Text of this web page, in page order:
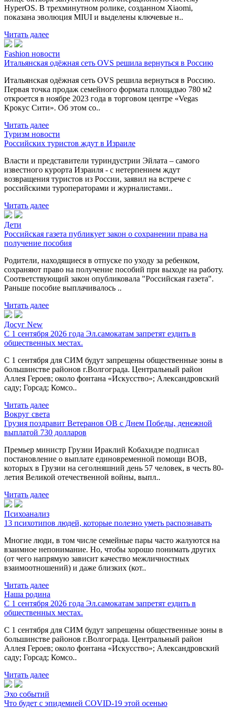
HyperOS. В трехминутном ролике, созданном Xiaomi,
показана эволюция MIUI и выделены ключевые н..
Читать далее
Fashion новости
Итальянская одёжная сеть OVS решила вернуться в Россию
Итальянская одёжная сеть OVS решила вернуться в Россию.
Первая точка продаж семейного формата площадью 780 м2
откроется в ноябре 2023 года в торговом центре «Vegas
Крокус Сити». Об этом со..
Читать далее
Туризм новости
Российских туристов ждут в Израиле
Власти и представители туриндустрии Эйлата – самого
известного курорта Израиля - с нетерпением ждут
возвращения туристов из России, заявил на встрече с
российскими туроператорами и журналистами..
Читать далее
Дети
Российская газета публикует закон о сохранении права на
получение пособия
Родители, находящиеся в отпуске по уходу за ребенком,
сохраняют право на получение пособий при выходе на работу.
Соответствующий закон опубликовала "Российская газета".
Раньше пособие выплачивалось ..
Читать далее
Досуг New
С 1 сентября 2026 года Эл.самокатам запретят ездить в
общественных местах.
С 1 сентября для СИМ будут запрещены общественные зоны в
большинстве районов г.Волгограда. Центральный район
Аллея Героев; около фонтана «Искусство»; Александровский
саду; Горсад; Комсо..
Читать далее
Вокруг света
Грузия поздравит Ветеранов ОВ с Днем Победы, денежной
выплатой 730 долларов
Премьер министр Грузии Ираклий Кобахидзе подписал
постановление о выплате единовременной помощи ВОВ,
которых в Грузии на сеголняшний день 57 человек, в честь 80-
летия Великой отечественной войны, выпл..
Читать далее
Психоанализ
13 психотипов людей, которые полезно уметь распознавать
Многие люди, в том числе семейные пары часто жалуются на
взаимное непонимание. Но, чтобы хорошо понимать других
(от чего напрямую зависит качество межличностных
взаимоотношений) и даже близких (кот..
Читать далее
Наша родина
С 1 сентября 2026 года Эл.самокатам запретят ездить в
общественных местах.
С 1 сентября для СИМ будут запрещены общественные зоны в
большинстве районов г.Волгограда. Центральный район
Аллея Героев; около фонтана «Искусство»; Александровский
саду; Горсад; Комсо..
Читать далее
Эхо событий
Что будет с эпидемией COVID-19 этой осенью